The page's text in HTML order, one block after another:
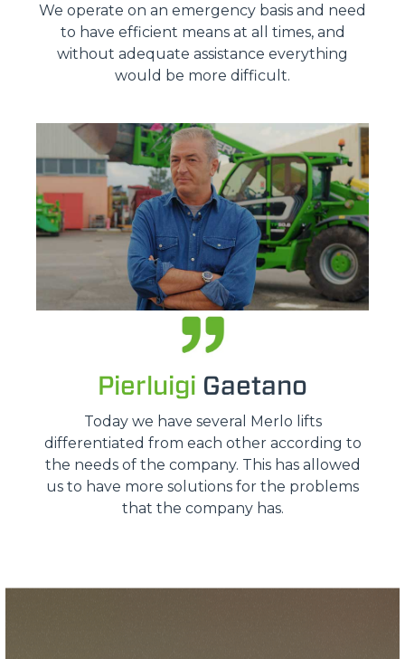
We operate on an emergency basis and need
to have efficient means at all times, and
without adequate assistance everything
would be more difficult.
Pierluigi Gaetano
Today we have several Merlo lifts
differentiated from each other according to
the needs of the company. This has allowed
us to have more solutions for the problems
that the company has.